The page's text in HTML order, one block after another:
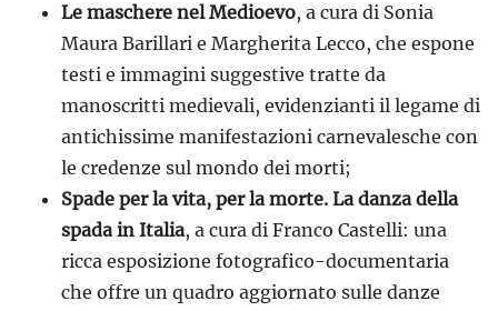
Le maschere nel Medioevo, a cura di Sonia
Maura Barillari e Margherita Lecco, che espone
testi e immagini suggestive tratte da
manoscritti medievali, evidenzianti il legame di
antichissime manifestazioni carnevalesche con
le credenze sul mondo dei morti;
Spade per la vita, per la morte. La danza della
spada in Italia, a cura di Franco Castelli: una
ricca esposizione fotografico-documentaria
che offre un quadro aggiornato sulle danze